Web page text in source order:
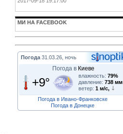
МИ НА FACEBOOK
Погода 31.03.26, ночь
Погода в Киеве
+9° влажность: 79%
давление: 738 мм
ветер: 1 м/с,
Погода в Ивано-Франковске
Погода в Донецке